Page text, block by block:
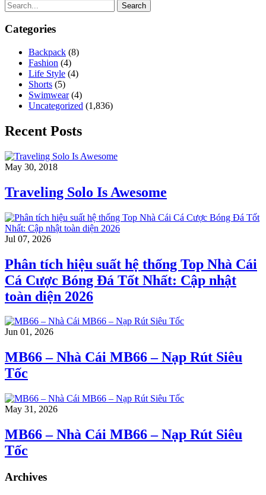
Search
Categories
Backpack (8)
Fashion (4)
Life Style (4)
Shorts (5)
Swimwear(4)
Uncategorized (1,836)
Recent Posts
May 30, 2018
Traveling Solo Is Awesome
Jul 07, 2026
Phân tích hiệu suất hệ thống Top Nhà Cái
Cá Cược Bóng Đá Tốt Nhất: Cập nhật
toàn diện 2026
Jun 01, 2026
MB66 – Nhà Cái MB66 – Nạp Rút Siêu
Tốc
May 31, 2026
MB66 – Nhà Cái MB66 – Nạp Rút Siêu
Tốc
Archives